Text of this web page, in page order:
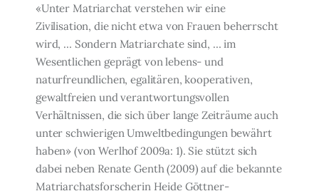
«Unter Matriarchat verstehen wir eine
Zivilisation, die nicht etwa von Frauen beherrscht
wird, … Sondern Matriarchate sind, … im
Wesentlichen geprägt von lebens- und
naturfreundlichen, egalitären, kooperati­ven,
gewaltfreien und verantwortungsvollen
Verhältnissen, die sich über lange Zeiträu­me auch
unter schwierigen Umweltbedingungen bewährt
haben» (von Werlhof 2009a: 1). Sie stützt sich
dabei neben Renate Genth (2009) auf die bekannte
Matriarchatsfor­scherin Heide Göttner-